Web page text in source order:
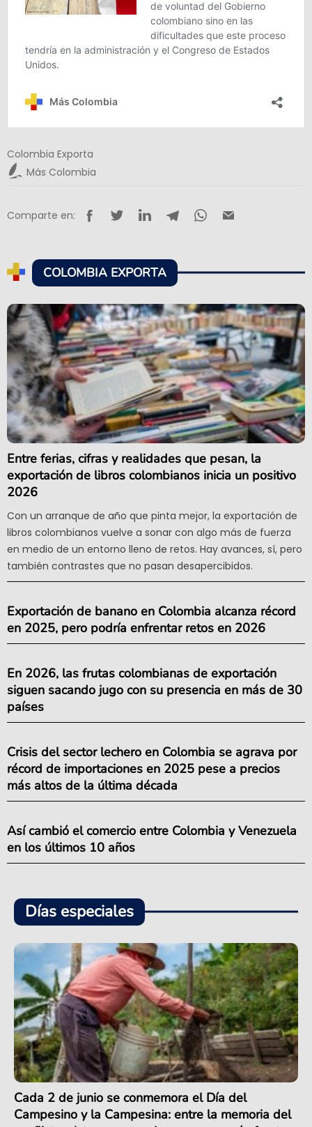
Colombia Exporta
Más Colombia
Comparte en:
COLOMBIA EXPORTA
Entre ferias, cifras y realidades que pesan, la
exportación de libros colombianos inicia un positivo
2026
Con un arranque de año que pinta mejor, la exportación de
libros colombianos vuelve a sonar con algo más de fuerza
en medio de un entorno lleno de retos. Hay avances, sí, pero
también contrastes que no pasan desapercibidos.
Exportación de banano en Colombia alcanza récord
en 2025, pero podría enfrentar retos en 2026
En 2026, las frutas colombianas de exportación
siguen sacando jugo con su presencia en más de 30
países
Crisis del sector lechero en Colombia se agrava por
récord de importaciones en 2025 pese a precios
más altos de la última década
Así cambió el comercio entre Colombia y Venezuela
en los últimos 10 años
Días especiales
Cada 2 de junio se conmemora el Día del
Campesino y la Campesina: entre la memoria del